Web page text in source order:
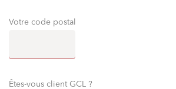
Votre code postal
Êtes-vous client GCL ?